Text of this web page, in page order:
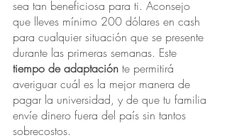
sea tan beneficiosa para ti. Aconsejo
que lleves mínimo 200 dólares en cash
para cualquier situación que se presente
durante las primeras semanas. Este
tiempo de adaptación te permitirá
averiguar cuál es la mejor manera de
pagar la universidad, y de que tu familia
envíe dinero fuera del país sin tantos
sobrecostos.